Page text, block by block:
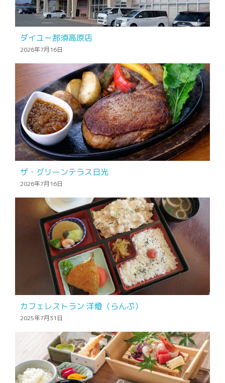
ダイユー那須高原店
2026年7月16日
ザ・グリーンテラス日光
2026年7月16日
カフェレストラン 洋燈（らんぷ）
2025年7月31日